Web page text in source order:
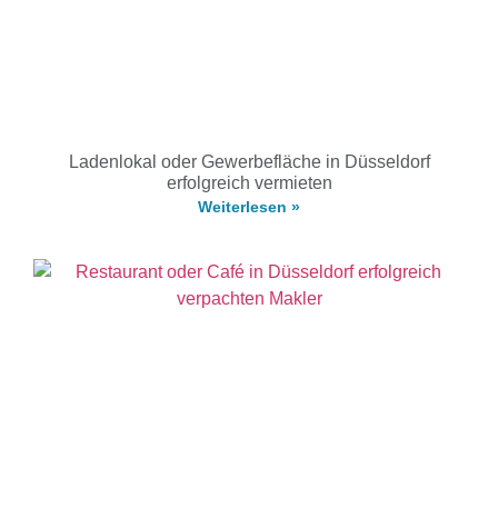
Ladenlokal oder Gewerbefläche in Düsseldorf
erfolgreich vermieten
Weiterlesen »